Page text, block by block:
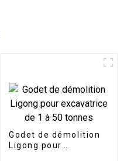
Godet de démolition
Ligong pour